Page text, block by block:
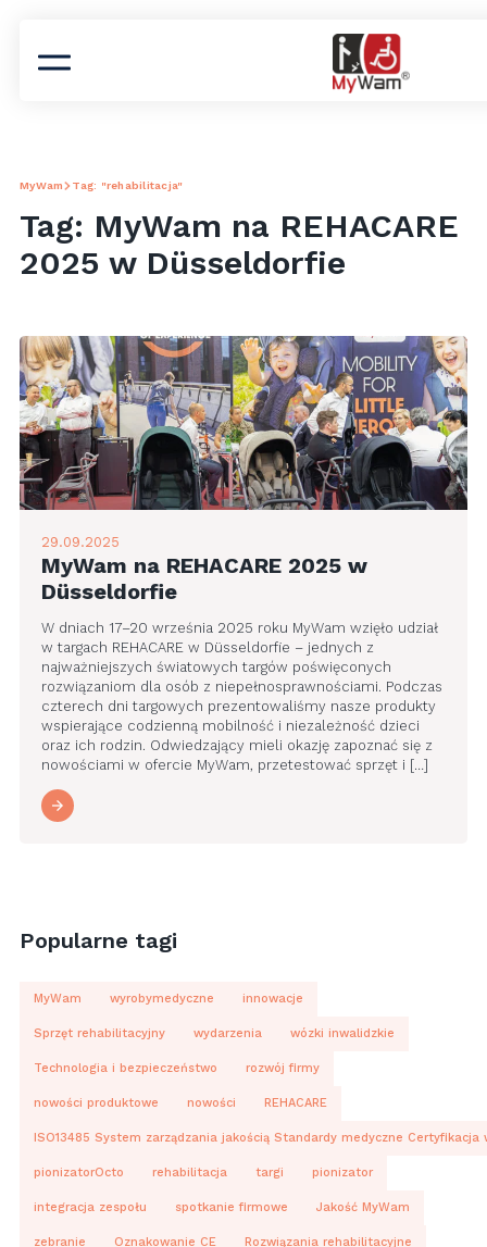
MyWam Tag: "rehabilitacja"
Tag: MyWam na REHACARE
2025 w Düsseldorfie
29.09.2025
MyWam na REHACARE 2025 w
Düsseldorfie
W dniach 17–20 września 2025 roku MyWam wzięło udział
w targach REHACARE w Düsseldorfie – jednych z
najważniejszych światowych targów poświęconych
rozwiązaniom dla osób z niepełnosprawnościami. Podczas
czterech dni targowych prezentowaliśmy nasze produkty
wspierające codzienną mobilność i niezależność dzieci
oraz ich rodzin. Odwiedzający mieli okazję zapoznać się z
nowościami w ofercie MyWam, przetestować sprzęt i […]
Popularne tagi
MyWam wyrobymedyczne innowacje
Sprzęt rehabilitacyjny wydarzenia wózki inwalidzkie
Technologia i bezpieczeństwo rozwój firmy
nowości produktowe nowości REHACARE
ISO13485 System zarządzania jakością Standardy medyczne
pionizatorOcto rehabilitacja targi pionizator
integracja zespołu spotkanie firmowe Jakość MyWam
zebranie Oznakowanie CE Rozwiązania rehabilitacyjne